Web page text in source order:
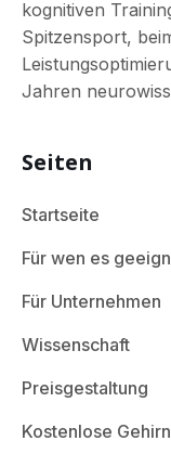
kognitiven
Spitzensport,
Jahren
Seiten
Startseite
Für wen es
Für Unternehmen
Wissenschaft
Preisgestaltung
Kostenlose